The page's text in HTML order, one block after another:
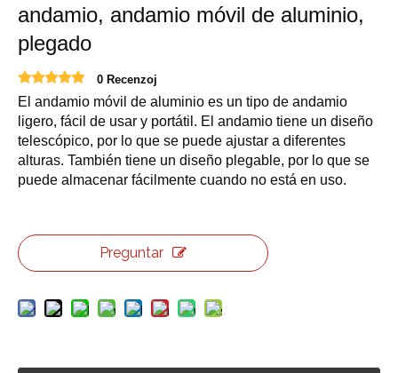
andamio, andamio móvil de aluminio,
plegado
0 Recenzoj
El andamio móvil de aluminio es un tipo de andamio
ligero, fácil de usar y portátil. El andamio tiene un diseño
telescópico, por lo que se puede ajustar a diferentes
alturas. También tiene un diseño plegable, por lo que se
puede almacenar fácilmente cuando no está en uso.
Preguntar